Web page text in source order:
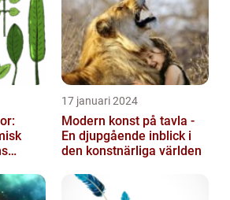
17 januari 2024
Modern konst på tavla -
En djupgående inblick i
den konstnärliga världen